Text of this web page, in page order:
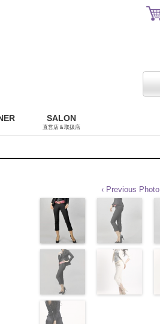
SALON
直営店＆取扱店
‹ Previous Photo